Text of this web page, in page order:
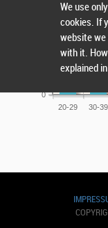
20-29 30-39
0
22
We use
cookies. If
website
with it.
explained